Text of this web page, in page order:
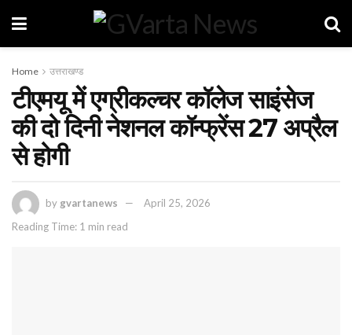
Home उत्तराखण्ड
टीएमयू में एग्रीकल्चर कॉलेज साइंसेज
की दो दिनी नेशनल कॉन्फ्रेंस 27 अप्रैल
से होगी
by gvartanews
April 25, 2026
Reading Time: 1 min read